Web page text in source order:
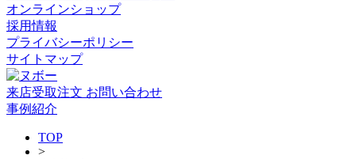
オンラインショップ
採用情報
プライバシーポリシー
サイトマップ
来店受取注文 お問い合わせ
事例紹介
TOP
>